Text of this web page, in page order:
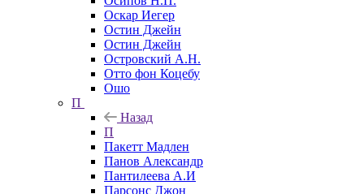
Оскар Иегер
Остин Джейн
Остин Джейн
Островский А.Н.
Отто фон Коцебу
Ошо
П
Назад
П
Пакетт Мадлен
Панов Александр
Пантилеева А.И
Парсонс Джон